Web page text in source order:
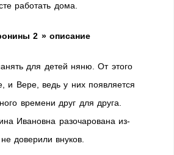
работать дома.
2 » описание
для детей няню. От этого
и Вере, ведь у них появляется
времени друг для друга.
Ивановна разочарована из-
доверили внуков.